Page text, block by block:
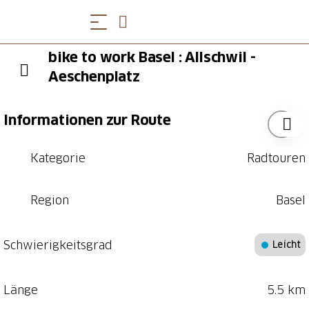
bike to work Basel : Allschwil -
Aeschenplatz
Informationen zur Route
Kategorie Radtouren
Region Basel
Schwierigkeitsgrad Leicht
Länge 5.5 km